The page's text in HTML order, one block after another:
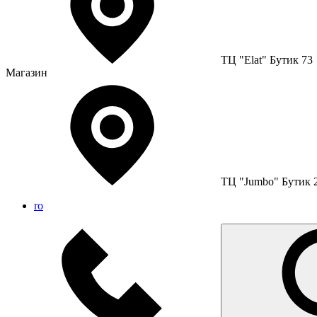
ТЦ "Elat" Бутик 73
Магазин
ТЦ "Jumbo" Бутик
ro